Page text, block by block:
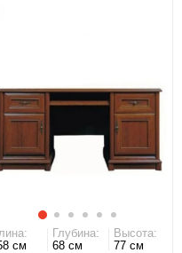
см
Глубина:
68 см
Высота:
77 см